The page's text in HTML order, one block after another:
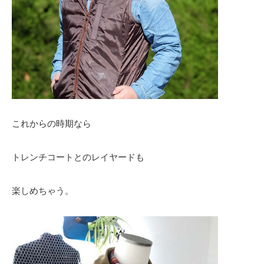
これからの時期なら
トレンチコートとのレイヤードも
楽しめちゃう。